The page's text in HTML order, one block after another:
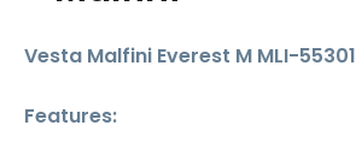
Vesta Malfini Everest M MLI-55301
Features: